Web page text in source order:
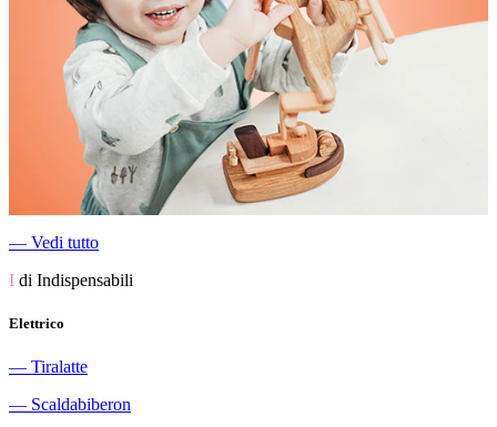
― Vedi tutto
I di Indispensabili
Elettrico
― Tiralatte
― Scaldabiberon